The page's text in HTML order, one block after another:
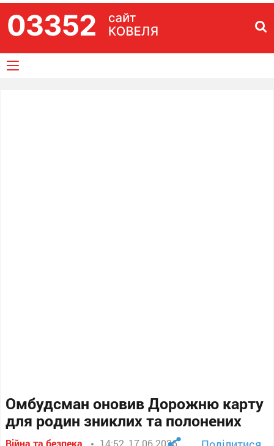
Омбудсман оновив Дорожню карту
для родин зниклих та полонених
Війна та безпека 14:52, 17.06.2026